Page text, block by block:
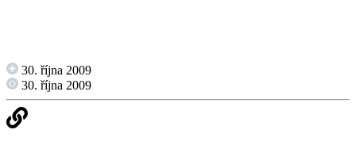
30. října 2009
30. října 2009